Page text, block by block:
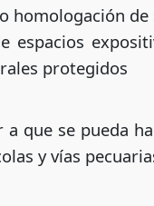
homologación de
espacios
protegidos
que se pueda
y vías